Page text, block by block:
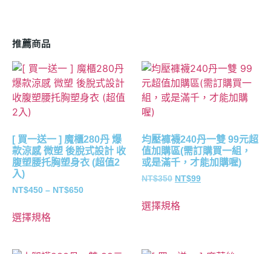
推薦商品
[ 買一送一 ] 魔櫃280丹 爆
款涼感 微塑 後脫式設計 收
腹塑腰托胸塑身衣 (超值2
入)
NT$450 – NT$650
選擇規格
均壓褲襪240丹一雙 99元超
值加購區(需訂購買一組，
或是滿千，才能加購喔)
NT$350 NT$99
選擇規格